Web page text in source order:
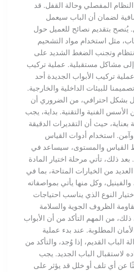
وحالة القفل. قد
أن الباب سيعمل
نصائح للعميل حول
استخدام مواد التشحيم
وتجنب الضغط الشديد على
مستقبلية. عملية تركيب
الأبواب الجديدة أحد
الداخلية والخارجية.
احترافي، من الضروري أن
والتقنية. بداية، يجب
حيث أن التقديرات الدقيقة
أدوات القياس
والمستوى، سيساعد في
تأتي مرحلة اختيار المادة
الخيارات المتاحة، بما في
وكل منها يأتي بمواصفاته
الذي يناسب احتياجات
الجوية والسلامة
المهم التأكد من أن الأبواب
عند بدء عملية
القديم، إذا وُجد، والتأكد من
الباب الجديد. يجب
تلف أو خلل قد يؤثر على